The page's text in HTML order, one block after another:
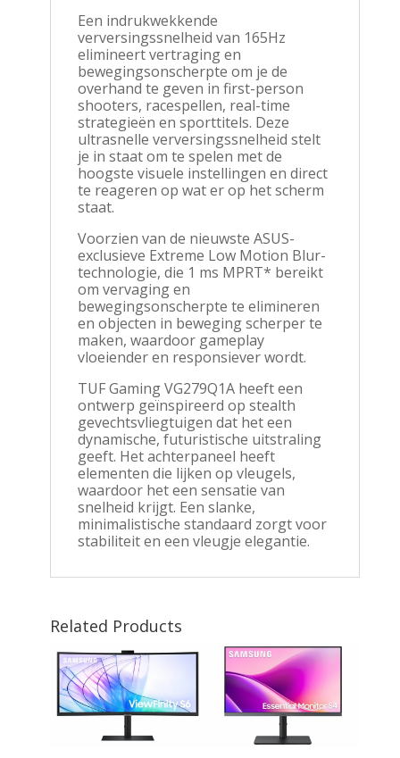
Een indrukwekkende
verversingssnelheid van 165Hz
elimineert vertraging en
bewegingsonscherpte om je de
overhand te geven in first-person
shooters, racespellen, real-time
strategieën en sporttitels. Deze
ultrasnelle verversingssnelheid stelt
je in staat om te spelen met de
hoogste visuele instellingen en direct
te reageren op wat er op het scherm
staat.
Voorzien van de nieuwste ASUS-
exclusieve Extreme Low Motion Blur-
technologie, die 1 ms MPRT* bereikt
om vervaging en
bewegingsonscherpte te elimineren
en objecten in beweging scherper te
maken, waardoor gameplay
vloeiender en responsiever wordt.
TUF Gaming VG279Q1A heeft een
ontwerp geïnspireerd op stealth
gevechtsvliegtuigen dat het een
dynamische, futuristische uitstraling
geeft. Het achterpaneel heeft
elementen die lijken op vleugels,
waardoor het een sensatie van
snelheid krijgt. Een slanke,
minimalistische standaard zorgt voor
stabiliteit en een vleugje elegantie.
Related Products